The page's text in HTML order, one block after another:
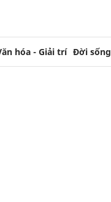
hóa - Giải trí Đời sống